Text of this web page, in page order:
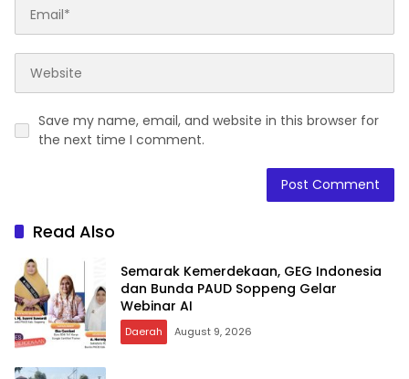
Save my name, email, and website in this browser for
the next time I comment.
Read Also
Semarak Kemerdekaan, GEG Indonesia
dan Bunda PAUD Soppeng Gelar
Webinar AI
Daerah August 9, 2026